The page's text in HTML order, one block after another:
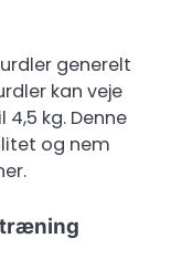
generelt
kan veje
kg. Denne
og nem
træning